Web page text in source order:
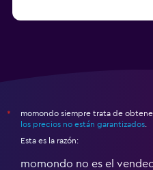
*
momondo siempre trata de
los precios no están garantizados
Esta es la razón:
momondo no es el